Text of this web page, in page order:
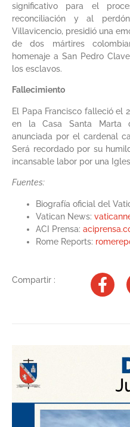
significativo para el
reconciliación y al
Villavicencio, presidió una
de dos mártires
homenaje a San Pedro
los esclavos.​
Fallecimiento
El Papa Francisco falleció el
en la Casa Santa Marta
anunciada por el cardenal
Será recordado por su
incansable labor por una
Fuentes:
Biografía oficial del
Vatican News:
ACI Prensa:
Rome Reports:
Compartir :